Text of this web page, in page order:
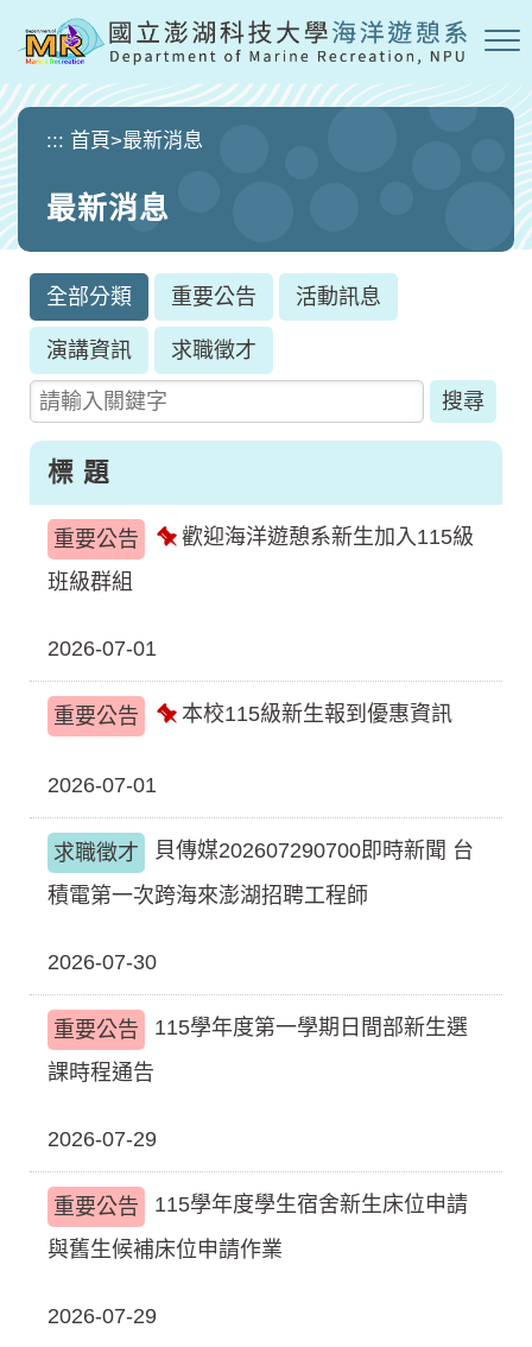
要
內
容
區
塊
::: 首頁>最新消息
最新消息
全部分類 重要公告 活動訊息
演講資訊 求職徵才
請輸入關鍵字
標 題
重要公告 置
歡迎海洋遊憩系新生加入115級
班級群組
2026-07-01
重要公告 置
本校115級新生報到優惠資訊
2026-07-01
求職徵才
貝傳媒202607290700即時新聞 台
積電第一次跨海來澎湖招聘工程師
2026-07-30
重要公告
115學年度第一學期日間部新生選
課時程通告
2026-07-29
重要公告
115學年度學生宿舍新生床位申請
與舊生候補床位申請作業
2026-07-29